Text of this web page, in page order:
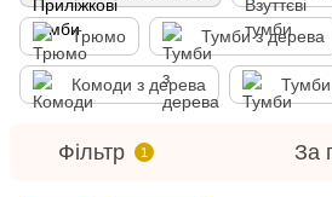
Трюмо Тумби з дерева
Комоди з дерева Тумби
Фільтр 1 За